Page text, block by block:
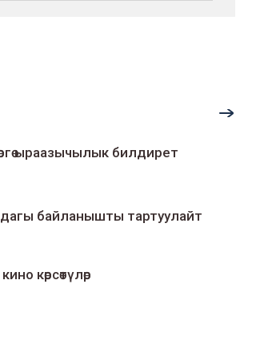
ыраазычылык билдирет
байланышты тартуулайт
көрсөтүлөр